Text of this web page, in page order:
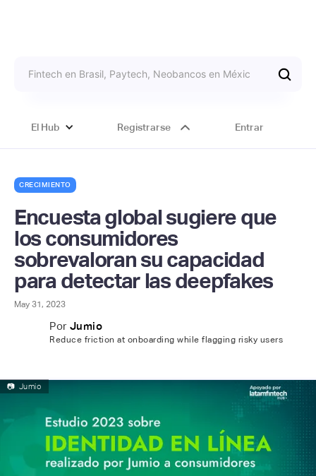
El Hub Registrarse Entrar
CRECIMIENTO
Encuesta global sugiere que
los consumidores
sobrevaloran su capacidad
para detectar las deepfakes
May 31, 2023
Por Jumio
Reduce friction at onboarding while flagging risky users
📷 Jumio